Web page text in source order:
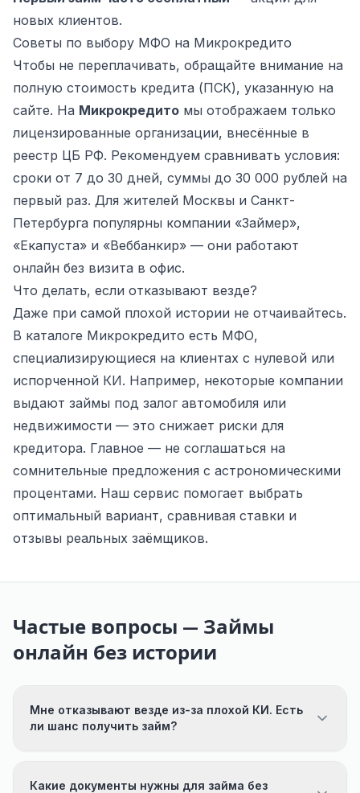
новых клиентов.
Советы по выбору МФО на Микрокредито
Чтобы не переплачивать, обращайте внимание на
полную стоимость кредита (ПСК), указанную на
сайте. На Микрокредито мы отображаем только
лицензированные организации, внесённые в
реестр ЦБ РФ. Рекомендуем сравнивать условия:
сроки от 7 до 30 дней, суммы до 30 000 рублей на
первый раз. Для жителей Москвы и Санкт-
Петербурга популярны компании «Займер»,
«Екапуста» и «Веббанкир» — они работают
онлайн без визита в офис.
Что делать, если отказывают везде?
Даже при самой плохой истории не отчаивайтесь.
В каталоге Микрокредито есть МФО,
специализирующиеся на клиентах с нулевой или
испорченной КИ. Например, некоторые компании
выдают займы под залог автомобиля или
недвижимости — это снижает риски для
кредитора. Главное — не соглашаться на
сомнительные предложения с астрономическими
процентами. Наш сервис помогает выбрать
оптимальный вариант, сравнивая ставки и
отзывы реальных заёмщиков.
Частые вопросы — Займы
онлайн без истории
Мне отказывают везде из-за плохой КИ. Есть
ли шанс получить займ?
Какие документы нужны для займа без